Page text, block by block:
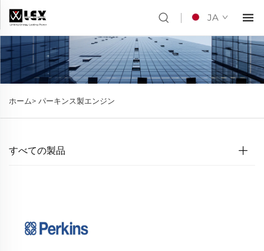
JA
ホーム> パーキンス製エンジン
すべての製品